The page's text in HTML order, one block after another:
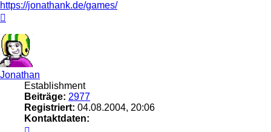
https://jonathank.de/games/
Jonathan
Establishment
Beiträge: 2977
Registriert: 04.08.2004, 20:06
Kontaktdaten: